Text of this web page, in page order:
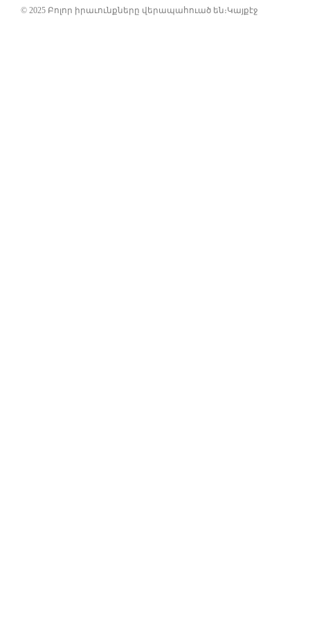
© 2025 Բոլոր իրաւունքները վերապահուած են։Կայքէջ